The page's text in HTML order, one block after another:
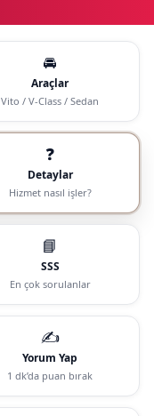
🚘
Araçlar
Vito / V-Class / Sedan
❓
Detaylar
Hizmet nasıl işler?
📘
SSS
En çok sorulanlar
✍️
Yorum Yap
1 dk’da puan bırak